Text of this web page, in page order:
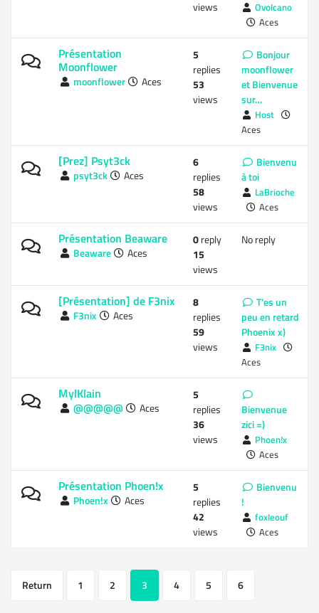
views
Ovolcano
Aces
Présentation
Moonflower
moonflower Aces
5
replies
53
views
Bonjour
moonflower
et Bienvenue
sur…
Host
Aces
[Prez] Psyt3ck
psyt3ck Aces
6
replies
58
views
Bienvenu
à toi
LaBrioche
Aces
Présentation Beaware
Beaware Aces
0reply
15
views
No reply
[Présentation] de F3nix
F3nix Aces
8
replies
59
views
T'es un
peu en retard
Phoenix x)
F3nix
Aces
MylKlain
@@@@@ Aces
5
replies
36
views
Bienvenue
zici =)
Phoen!x
Aces
Présentation Phoen!x
Phoen!x Aces
5
replies
42
views
Bienvenu
!
foxleouf
Aces
Return 1 2 3 4 5 6